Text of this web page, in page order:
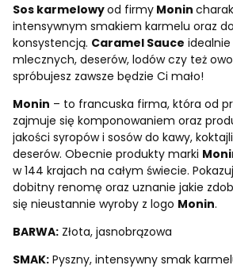
Sos karmelowyod firmy Monin
intensywnym smakiem karmelu oraz
konsystencją. Caramel Sauce
mlecznych, deserów, lodów czy też
spróbujesz zawsze będzie Ci mało!
Monin – to francuska firma, która od
zajmuje się komponowaniem oraz
jakości syropów i sosów do kawy,
deserów. Obecnie produkty marki
w 144 krajach na całym świecie.
dobitny renomę oraz uznanie jakie
się nieustannie wyroby z logo Monin.
BARWA: Złota, jasnobrązowa
SMAK: Pyszny, intensywny smak